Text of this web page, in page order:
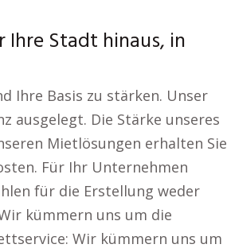
Stadt hinaus, in
Ihre Basis zu stärken. Unser
ausgelegt. Die Stärke unseres
Mietlösungen erhalten Sie
Für Ihr Unternehmen
für die Erstellung weder
kümmern uns um die
Wir kümmern uns um